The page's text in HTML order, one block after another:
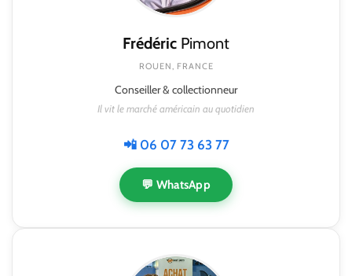
Frédéric Pimont
ROUEN, FRANCE
Conseiller & collectionneur
Il vit le marché américain au quotidien
📲 06 07 73 63 77
💬 WhatsApp